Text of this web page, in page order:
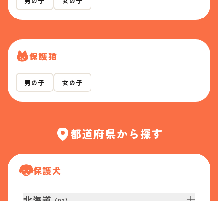
保護猫
男の子 女の子
都道府県から探す
保護犬